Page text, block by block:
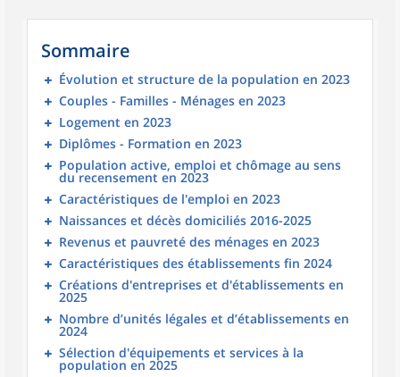
Sommaire
Évolution et structure de la population en 2023
Couples - Familles - Ménages en 2023
Logement en 2023
Diplômes - Formation en 2023
Population active, emploi et chômage au sens
du recensement en 2023
Caractéristiques de l'emploi en 2023
Naissances et décès domiciliés 2016-2025
Revenus et pauvreté des ménages en 2023
Caractéristiques des établissements fin 2024
Créations d'entreprises et d'établissements en
2025
Nombre d’unités légales et d’établissements en
2024
Sélection d'équipements et services à la
population en 2025